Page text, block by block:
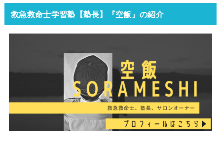
救急救命士学習塾【塾長】『空飯』の紹介